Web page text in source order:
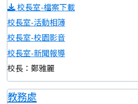
校長室-檔案下載
校長室-活動相簿
校長室-校園影音
校長室-新聞報導
校長：鄭雅麗
教務處